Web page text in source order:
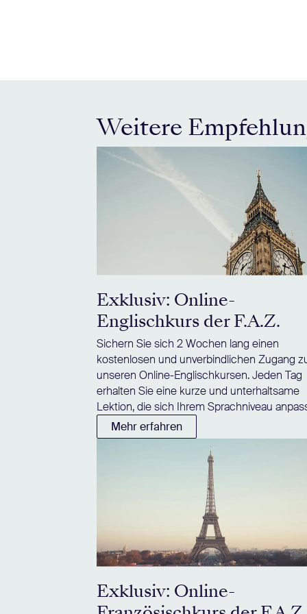
Weitere
Exklusiv: Online-
Englischkurs der F.A.Z.
Sichern Sie sich 2 Wochen lang einen
kostenlosen und unverbindlichen Zugang
unseren Online-Englischkursen. Jeden Tag
erhalten Sie eine kurze und unterhaltsame
Lektion, die sich Ihrem Sprachniveau
Mehr erfahren
Exklusiv: Online-